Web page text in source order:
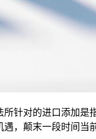
针对的进口添加是
，颠末一段时间当